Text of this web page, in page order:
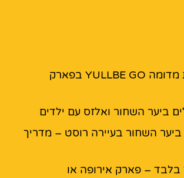
חוויית מציאות מדומה YULLBE GO בפארק
ביער השחור ואלזס עם ילדים
השחור בעיירה רוסט – מדריך
בלבד – פארק אירופה או